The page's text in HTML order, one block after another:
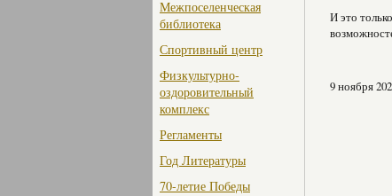
Межпоселенческая
библиотека
Спортивный центр
Физкультурно-
оздоровительный
комплекс
Регламенты
Год Литературы
70-летие Победы
И это
9 ноября